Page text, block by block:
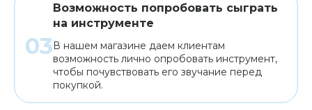
Возможность попробовать сыграть
на инструменте
В нашем магазине даем клиентам
возможность лично опробовать инструмент,
чтобы почувствовать его звучание перед
покупкой.